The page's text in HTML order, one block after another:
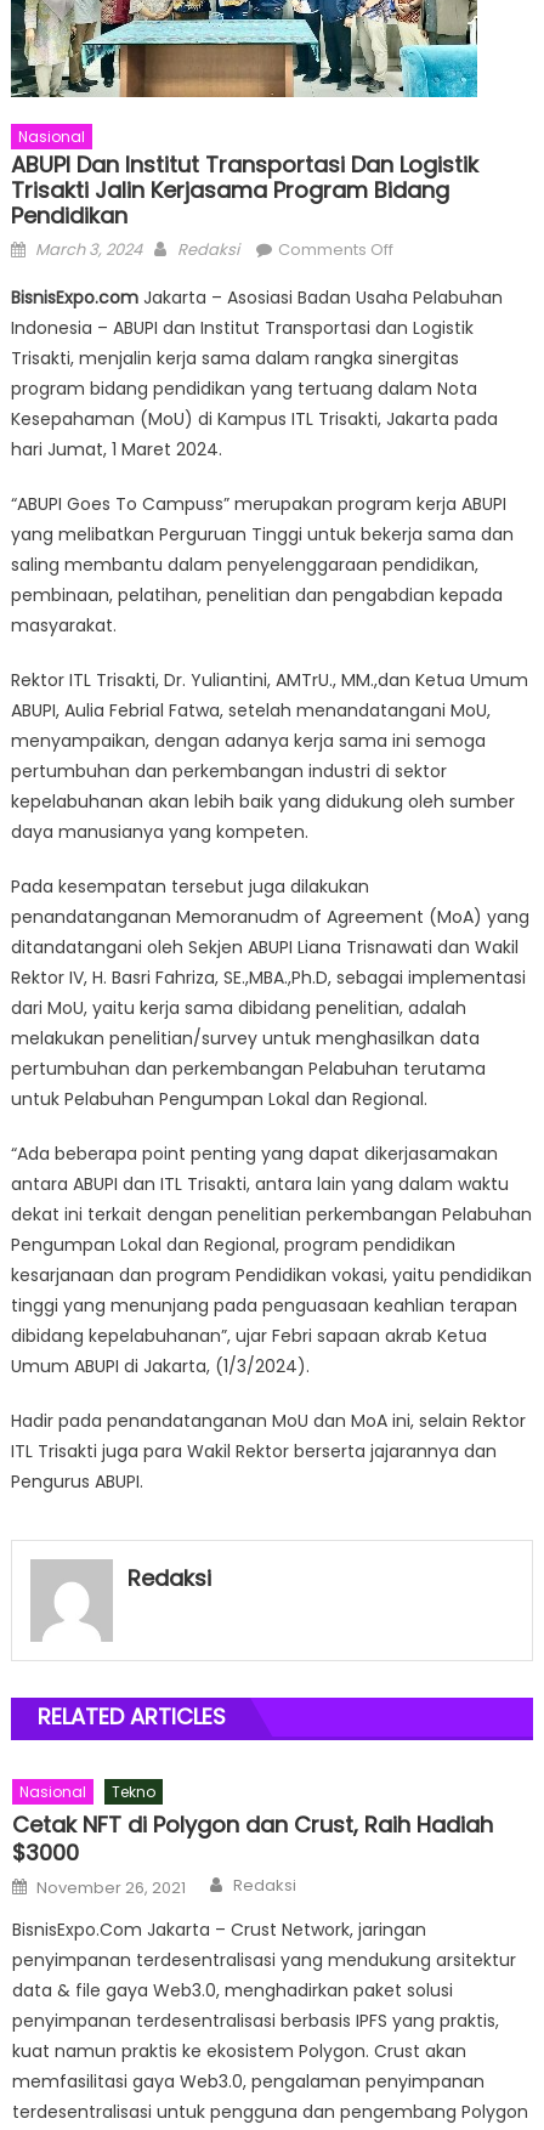
Nasional
ABUPI Dan Institut Transportasi Dan Logistik
Trisakti Jalin Kerjasama Program Bidang
Pendidikan
Posted
March 3, 2024 Author
Redaksi Comments Offon
dan
Institut
Transportasi
dan
Logistik
Kerjasama
Program
Bidang
Pendidikan
BisnisExpo.comJakarta – Asosiasi Badan Usaha Pelabuhan
Indonesia – ABUPI dan Institut Transportasi dan Logistik
Trisakti, menjalin kerja sama dalam rangka sinergitas
program bidang pendidikan yang tertuang dalam Nota
Kesepahaman (MoU) di Kampus ITL Trisakti, Jakarta pada
hari Jumat, 1 Maret 2024.
“ABUPI Goes To Campuss” merupakan program kerja ABUPI
yang melibatkan Perguruan Tinggi untuk bekerja sama dan
saling membantu dalam penyelenggaraan pendidikan,
pembinaan, pelatihan, penelitian dan pengabdian kepada
masyarakat.
Rektor ITL Trisakti, Dr. Yuliantini, AMTrU., MM.,dan Ketua Umum
ABUPI, Aulia Febrial Fatwa, setelah menandatangani MoU,
menyampaikan, dengan adanya kerja sama ini semoga
pertumbuhan dan perkembangan industri di sektor
kepelabuhanan akan lebih baik yang didukung oleh sumber
daya manusianya yang kompeten.
Pada kesempatan tersebut juga dilakukan
penandatanganan Memoranudm of Agreement (MoA) yang
ditandatangani oleh Sekjen ABUPI Liana Trisnawati dan Wakil
Rektor IV, H. Basri Fahriza, SE.,MBA.,Ph.D, sebagai implementasi
dari MoU, yaitu kerja sama dibidang penelitian, adalah
melakukan penelitian/survey untuk menghasilkan data
pertumbuhan dan perkembangan Pelabuhan terutama
untuk Pelabuhan Pengumpan Lokal dan Regional.
“Ada beberapa point penting yang dapat dikerjasamakan
antara ABUPI dan ITL Trisakti, antara lain yang dalam waktu
dekat ini terkait dengan penelitian perkembangan Pelabuhan
Pengumpan Lokal dan Regional, program pendidikan
kesarjanaan dan program Pendidikan vokasi, yaitu pendidikan
tinggi yang menunjang pada penguasaan keahlian terapan
dibidang kepelabuhanan”, ujar Febri sapaan akrab Ketua
Umum ABUPI di Jakarta, (1/3/2024).
Hadir pada penandatanganan MoU dan MoA ini, selain Rektor
ITL Trisakti juga para Wakil Rektor berserta jajarannya dan
Pengurus ABUPI.
Redaksi
RELATED ARTICLES
Nasional Tekno
Cetak NFT di Polygon dan Crust, Raih Hadiah
$3000
Posted
on
November 26, 2021 Author
Redaksi
BisnisExpo.Com Jakarta – Crust Network, jaringan
penyimpanan terdesentralisasi yang mendukung arsitektur
data & file gaya Web3.0, menghadirkan paket solusi
penyimpanan terdesentralisasi berbasis IPFS yang praktis,
kuat namun praktis ke ekosistem Polygon. Crust akan
memfasilitasi gaya Web3.0, pengalaman penyimpanan
terdesentralisasi untuk pengguna dan pengembang Polygon